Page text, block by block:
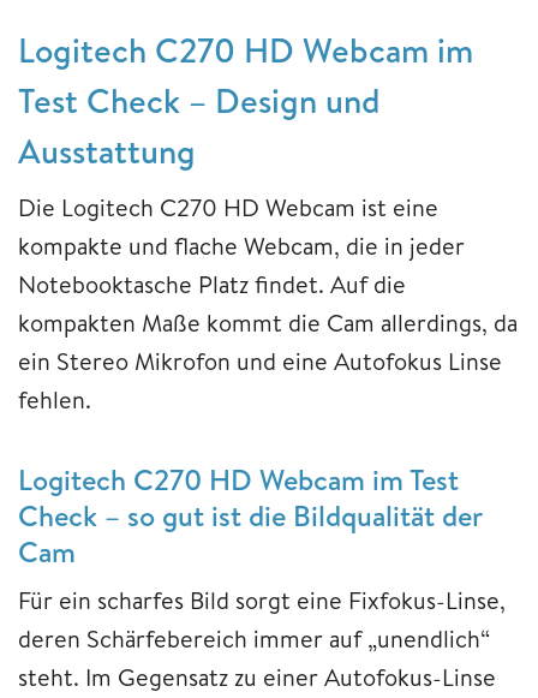
Logitech C270 HD Webcam im
Test Check – Design und
Ausstattung
Die Logitech C270 HD Webcam ist eine
kompakte und flache Webcam, die in jeder
Notebooktasche Platz findet. Auf die
kompakten Maße kommt die Cam allerdings, da
ein Stereo Mikrofon und eine Autofokus Linse
fehlen.
Logitech C270 HD Webcam im Test
Check – so gut ist die Bildqualität der
Cam
Für ein scharfes Bild sorgt eine Fixfokus-Linse,
deren Schärfebereich immer auf „unendlich“
steht. Im Gegensatz zu einer Autofokus-Linse